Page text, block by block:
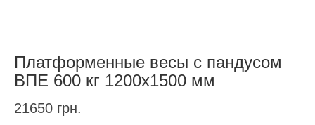
Платформенные весы с пандусом
ВПЕ 600 кг 1200х1500 мм
21650 грн.